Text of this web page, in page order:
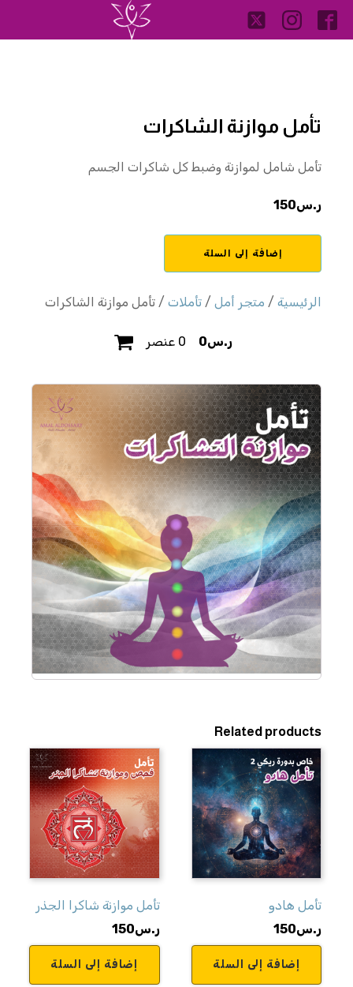
تأمل موازنة الشاكرات
تأمل شامل لموازنة وضبط كل شاكرات الجسم
ر.س150
إضافة إلى السلة
الرئيسية / متجر أمل / تأملات / تأمل موازنة الشاكرات
ر.س0 0 عنصر
Related products
تأمل هادو
ر.س150
إضافة إلى السلة
تأمل موازنة شاكرا الجذر
ر.س150
إضافة إلى السلة